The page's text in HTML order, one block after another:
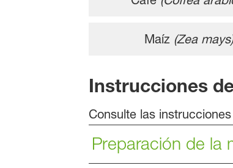
Maíz (Zea mays)
Instrucciones
Consulte las
Preparación de la